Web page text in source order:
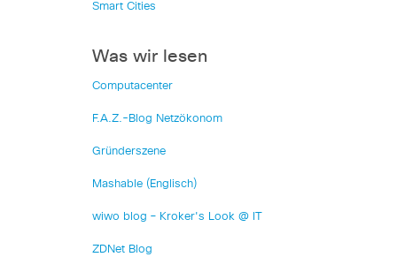
Smart Cities
Was wir lesen
Computacenter
F.A.Z.-Blog Netzökonom
Gründerszene
Mashable (Englisch)
wiwo blog – Kroker's Look @ IT
ZDNet Blog